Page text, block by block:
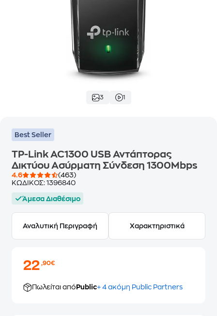
3 1
Best Seller
TP-Link AC1300 USB Αντάπτορας
Δικτύου Ασύρματη Σύνδεση 1300Mbps
4.6
(463)
ΚΩΔΙΚΟΣ: 1396840
Άμεσα Διαθέσιμο
Αναλυτική Περιγραφή Χαρακτηριστικά
22,90€
Πωλείται από Public+ 4 ακόμη Public Partners